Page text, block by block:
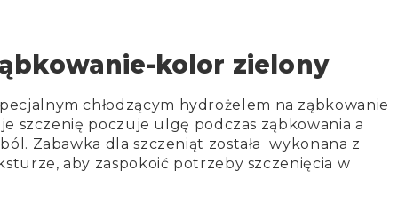
kolor zielony
chłodzącym hydrożelem na ząbkowanie
szczenię poczuje ulgę podczas ząbkowania a
Zabawka dla szczeniąt została wykonana z
aby zaspokoić potrzeby szczenięcia w